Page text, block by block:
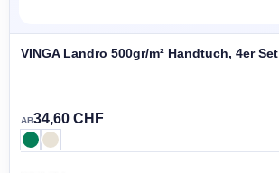
VINGA Landro 500gr/m² Handtuch, 4er Set
AB34,60 CHF